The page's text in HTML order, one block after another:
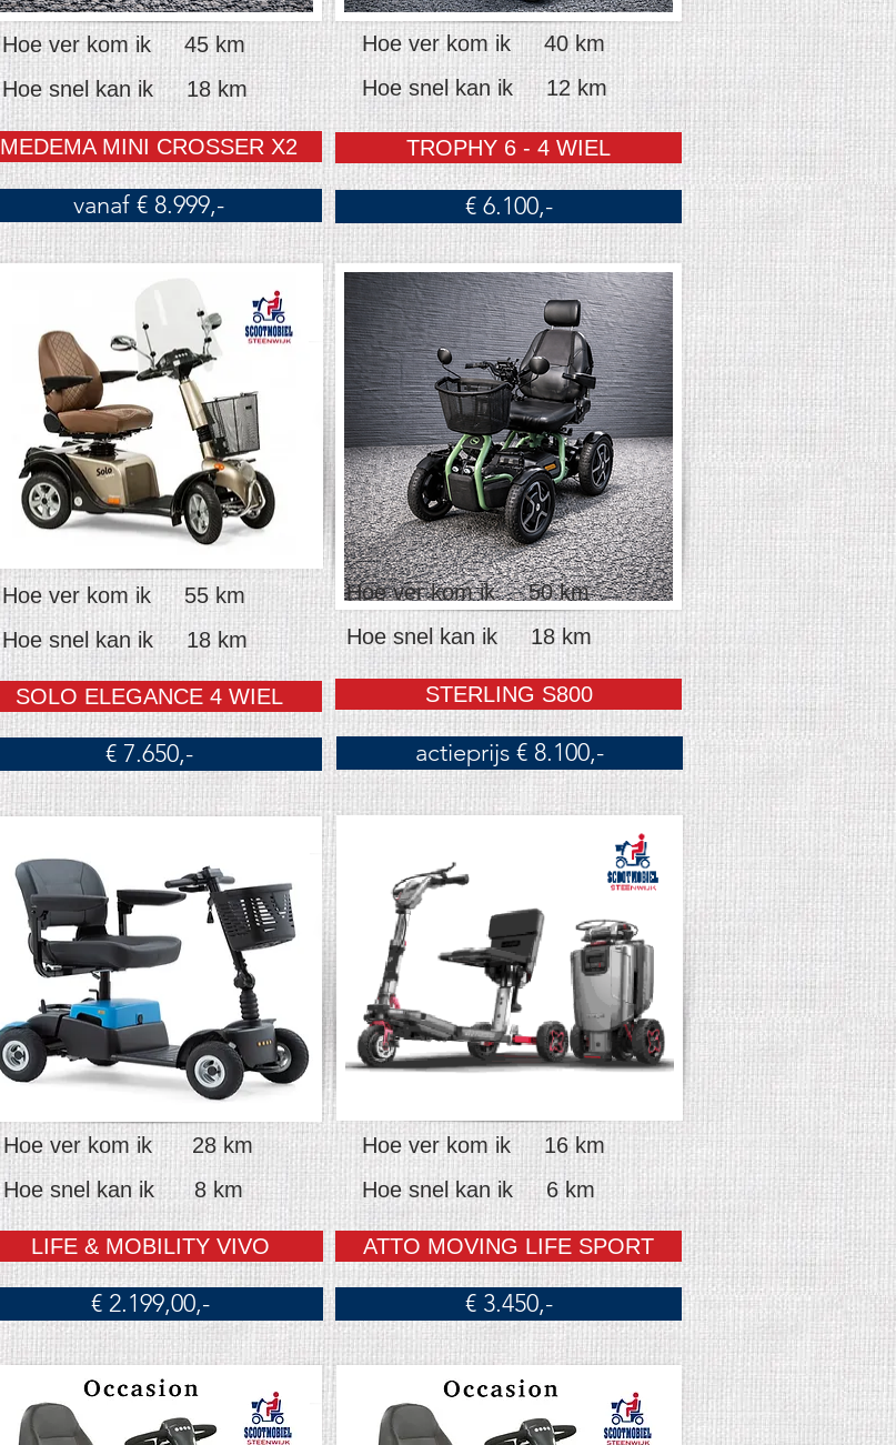
Hoe snel kan ik 18 km
Hoe ver kom ik 45 km
MEDEMA MINI CROSSER X2
vanaf € 8.999,-
Hoe snel kan ik 12 km
Hoe ver kom ik 40 km
TROPHY 6 - 4 WIEL
€ 6.100,-
Hoe snel kan ik 18 km
Hoe ver kom ik 55 km
SOLO ELEGANCE 4 WIEL
€ 7.650,-
Hoe snel kan ik 18 km
Hoe ver kom ik 50 km
STERLING S800
actieprijs € 8.100,-
Hoe snel kan ik 8 km
Hoe ver kom ik 28 km
LIFE & MOBILITY VIVO
€ 2.199,00,-
Hoe snel kan ik 6 km
Hoe ver kom ik 16 km
ATTO MOVING LIFE SPORT
€ 3.450,-